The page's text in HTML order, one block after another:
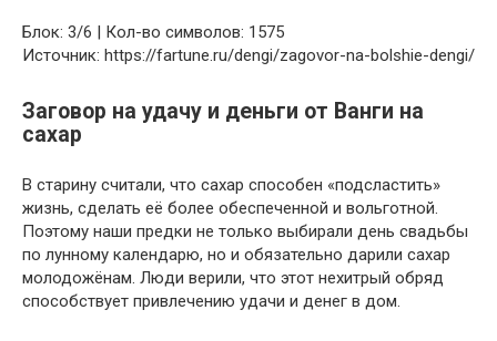
Блок: 3/6 | Кол-во символов: 1575
Источник: https://fartune.ru/dengi/zagovor-na-bolshie-dengi/
Заговор на удачу и деньги от Ванги на
сахар
В старину считали, что сахар способен «подсластить»
жизнь, сделать её более обеспеченной и вольготной.
Поэтому наши предки не только выбирали день свадьбы
по лунному календарю, но и обязательно дарили сахар
молодожёнам. Люди верили, что этот нехитрый обряд
способствует привлечению удачи и денег в дом.